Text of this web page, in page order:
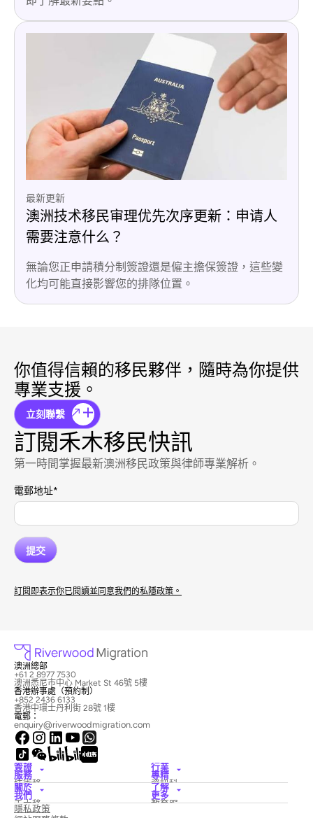
最新更新
澳洲技术移民审理优先次序更新：申请人
需要注意什么？
無論您正申請積分制簽證還是僱主擔保簽證，這些變
化均可能直接影響您的排隊位置。
你值得信賴的移民夥伴，隨時為你提供
專業支援。
立刻聯繫
訂閱禾木移民快訊
第一時間掌握最新澳洲移民政策與律師專業解析。
電郵地址*
訂閱即表示你已閱讀並同意我們的私隱政策。
澳洲總部
+61 2 8977 7530
澳洲悉尼市中心 Market St 46號 5樓
香港辦事處（預約制）
+852 2436 6133
香港中環士丹利街 28號 1樓
電郵：
enquiry@riverwoodmigration.com
簽證
服務
技術移
民簽證
僱主擔
保簽證
行業
專精
資訊科
技
酒店與
關於
我們
禾木移
民律師
了解
更多
教育服
隱私政策